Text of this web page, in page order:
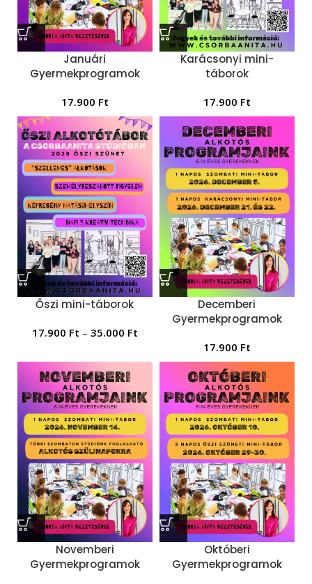
Januári
Gyermekprogramok
17.900 Ft
Karácsonyi mini-
táborok
17.900 Ft
Őszi mini-táborok
17.900 Ft – 35.000 Ft
Decemberi
Gyermekprogramok
17.900 Ft
Novemberi
Gyermekprogramok
Októberi
Gyermekprogramok